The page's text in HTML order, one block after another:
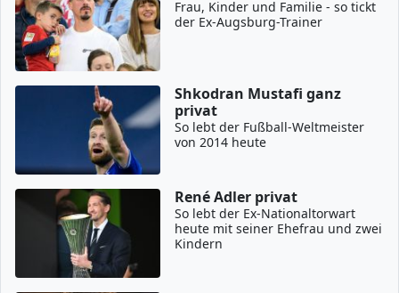
Frau, Kinder und Familie - so tickt
der Ex-Augsburg-Trainer
Shkodran Mustafi ganz
privat
So lebt der Fußball-Weltmeister
von 2014 heute
René Adler privat
So lebt der Ex-Nationaltorwart
heute mit seiner Ehefrau und zwei
Kindern